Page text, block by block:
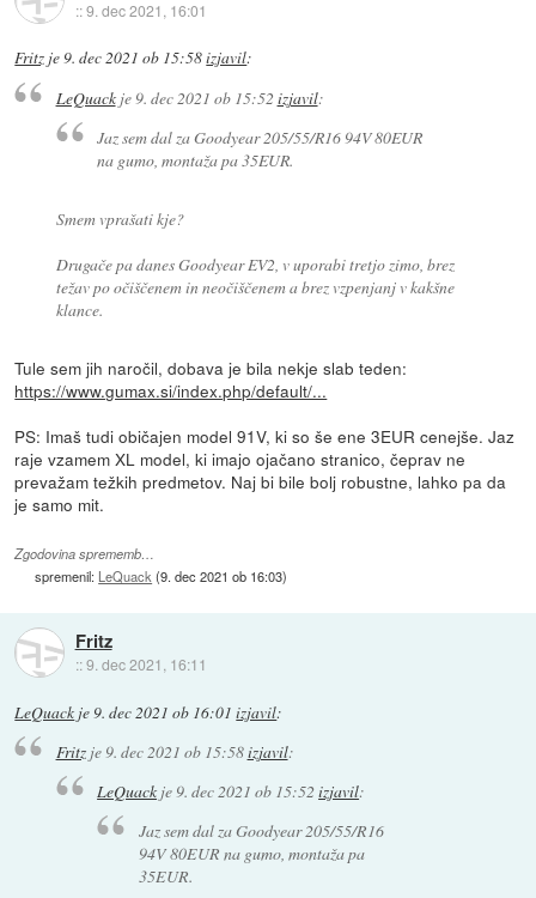
::9. dec 2021, 16:01
Fritz je9. dec 2021 ob 15:58izjavil:
LeQuackje9. dec 2021 ob 15:52 izjavil:
Jaz sem dal za Goodyear 205/55/R16 94V 80EUR
na gumo, montaža pa 35EUR.
Smem vprašati kje?
Drugače pa danes Goodyear EV2, v uporabi tretjo zimo, brez
težav po očiščenem in neočiščenem a brez vzpenjanj v kakšne
klance.
Tule sem jih naročil, dobava je bila nekje slab teden:
https://www.gumax.si/index.php/default/...
PS: Imaš tudi običajen model 91V, ki so še ene 3EUR cenejše. Jaz
raje vzamem XL model, ki imajo ojačano stranico, čeprav ne
prevažam težkih predmetov. Naj bi bile bolj robustne, lahko pa da
je samo mit.
Zgodovina sprememb…
spremenil: LeQuack (9. dec 2021 ob 16:03)
Fritz
::9. dec 2021, 16:11
LeQuack je9. dec 2021 ob 16:01 izjavil:
Fritzje9. dec 2021 ob 15:58izjavil:
LeQuack je9. dec 2021 ob 15:52izjavil:
Jaz sem dal za Goodyear 205/55/R16
94V 80EUR na gumo, montaža pa
35EUR.